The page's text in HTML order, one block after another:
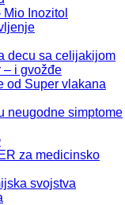
Inozitol
decu sa celijakijom
– i gvožđe
od Super vlakana
neugodne simptome
za medicinsko
svojstva